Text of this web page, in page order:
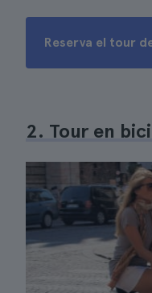
Reserva el tour
2. Tour en